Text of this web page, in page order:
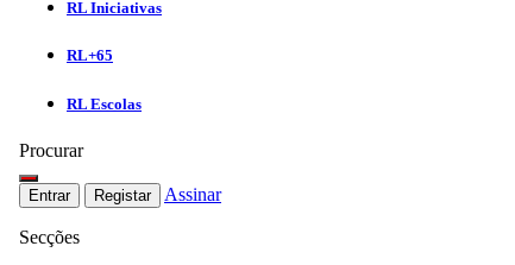
RL Iniciativas
RL+65
RL Escolas
Procurar
Entrar Registar Assinar
Secções